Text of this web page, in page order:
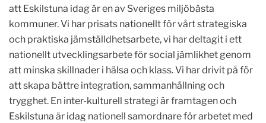
att Eskilstuna idag är en av Sveriges miljöbästa
kommuner. Vi har prisats nationellt för vårt strategiska
och praktiska jämställdhetsarbete, vi har deltagit i ett
nationellt utvecklingsarbete för social jämlikhet genom
att minska skillnader i hälsa och klass. Vi har drivit på för
att skapa bättre integration, sammanhållning och
trygghet. En inter-kulturell strategi är framtagen och
Eskilstuna är idag nationell samordnare för arbetet med